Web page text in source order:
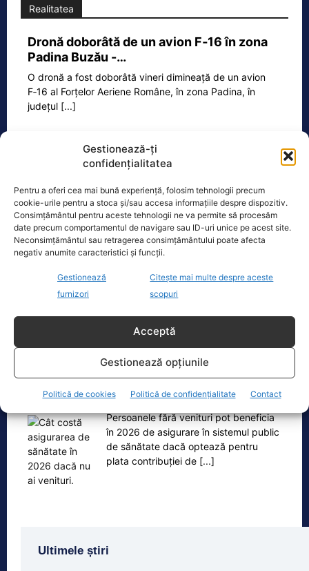
Gestionează-ți
confidențialitatea
Pentru a oferi cea mai bună experiență, folosim tehnologii precum
cookie-urile pentru a stoca și/sau accesa informațiile despre dispozitiv.
Consimțământul pentru aceste tehnologii ne va permite să procesăm
date precum comportamentul de navigare sau ID-uri unice pe acest site.
Neconsimțământul sau retragerea consimțământului poate afecta
negativ anumite caracteristici și funcții.
Gestionează
furnizori
Citește mai multe despre aceste
scopuri
Acceptă
Gestionează opțiunile
Politică de cookies Politică de confidențialitate Contact
Realitatea
Dronă doborâtă de un avion F‑16 în zona
Padina Buzău -…
O dronă a fost doborâtă vineri dimineață de un avion
F‑16 al Forțelor Aeriene Române, în zona Padina, în
județul [...]
Răzvan Savaliuc: „România mai are
Parchet General? Mai are structuri de…
„15 martie 2023 – Ministerul Investitiilor
si Proiectelor Europene, condus pe
atunci de PNL-istul Marcel Bolos,
anunta plin de trufie:[...]
Oficiul de Știri
venituri.…
Persoanele fără venituri pot beneficia
în 2026 de asigurare în sistemul public
de sănătate dacă optează pentru
plata contribuției de [...]
Ultimele știri